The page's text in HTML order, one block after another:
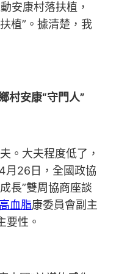
安康村落扶植，
植”。據清楚，我
村安康“守門人”
大夫程度低了，
月26日，全國政協
長”雙周協商座談
血脂康委員會副主
要性。